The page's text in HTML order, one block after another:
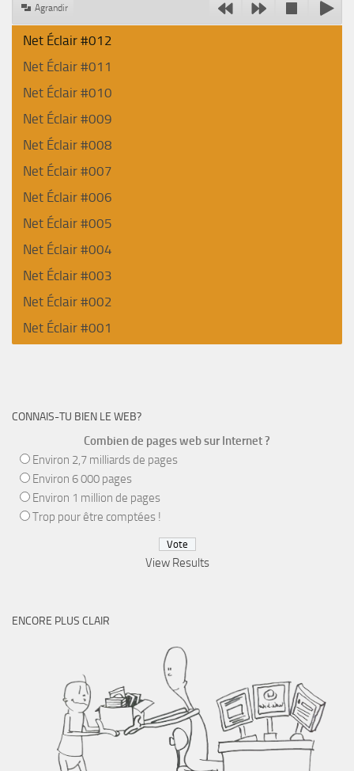
Agrandir
Net Éclair #012
Net Éclair #011
Net Éclair #010
Net Éclair #009
Net Éclair #008
Net Éclair #007
Net Éclair #006
Net Éclair #005
Net Éclair #004
Net Éclair #003
Net Éclair #002
Net Éclair #001
CONNAIS-TU BIEN LE WEB?
Combien de pages web sur Internet ?
Environ 2,7 milliards de pages
Environ 6 000 pages
Environ 1 million de pages
Trop pour être comptées !
View Results
ENCORE PLUS CLAIR